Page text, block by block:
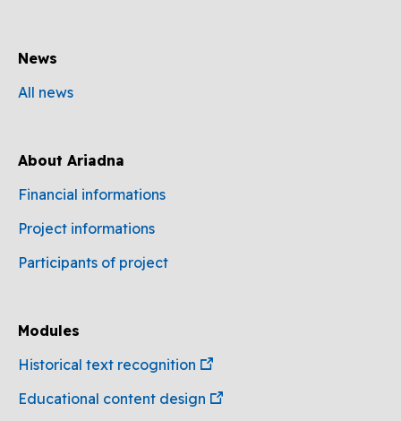
News
All news
About Ariadna
Financial informations
Project informations
Participants of project
Modules
Historical text recognition
Educational content design